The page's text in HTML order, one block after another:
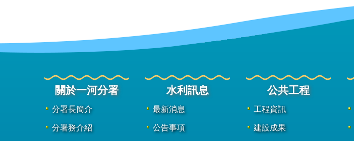
關於一河分署
分署長簡介
分署務介紹
水利訊息
最新消息
公告事項
公共工程
工程資訊
建設成果